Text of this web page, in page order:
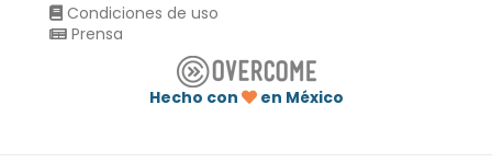
Condiciones de uso
Prensa
Hecho con
en México